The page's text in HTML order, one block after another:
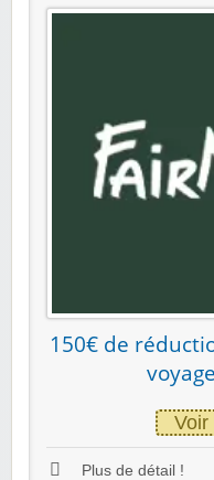
150€ de
Voir
Plus de détail !